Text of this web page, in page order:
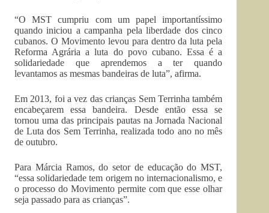
“O MST cumpriu com um papel importantíssimo
quando iniciou a campanha pela liberdade dos cinco
cubanos. O Movimento levou para dentro da luta pela
Reforma Agrária a luta do povo cubano. Essa é a
solidariedade que aprendemos a ter quando
levantamos as mesmas bandeiras de luta”, afirma.
Em 2013, foi a vez das crianças Sem Terrinha também
encabeçarem essa bandeira. Desde então essa se
tornou uma das principais pautas na Jornada Nacional
de Luta dos Sem Terrinha, realizada todo ano no mês
de outubro.
Para Márcia Ramos, do setor de educação do MST,
“essa solidariedade tem origem no internacionalismo, e
o processo do Movimento permite com que esse olhar
seja passado para as crianças”.